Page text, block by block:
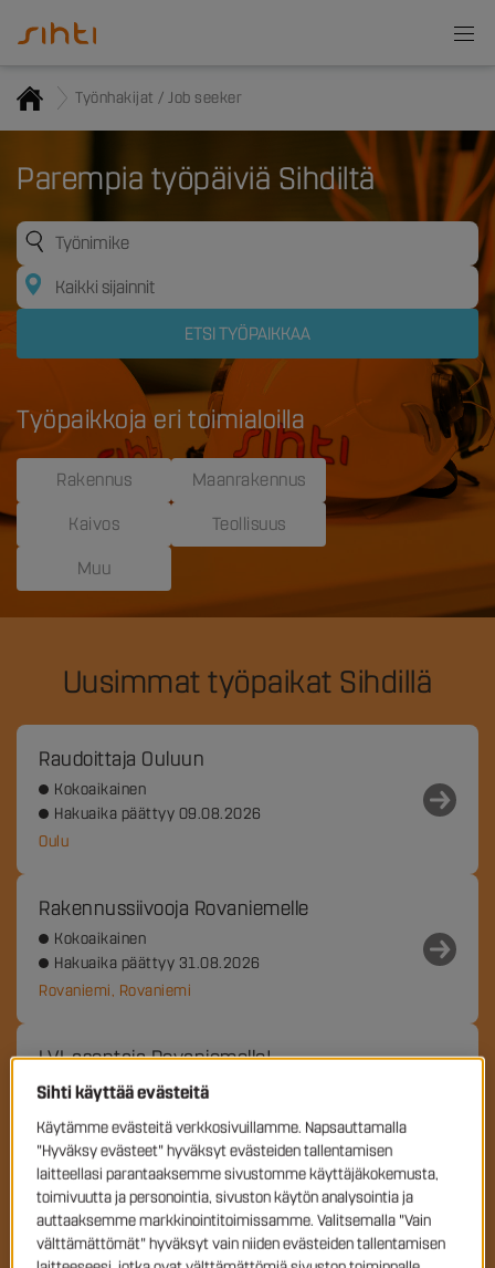
Työnhakijat / Job seeker
Parempia työpäiviä Sihdiltä
Työpaikkoja eri toimialoilla
Rakennus Maanrakennus
Kaivos Teollisuus
Muu
Uusimmat työpaikat Sihdillä
Raudoittaja Ouluun
Kokoaikainen
Hakuaika päättyy 09.08.2026
Oulu
Rakennussiivooja Rovaniemelle
Kokoaikainen
Hakuaika päättyy 31.08.2026
Rovaniemi, Rovaniemi
LVI-asentaja Rovaniemelle!
Kokoaikainen
Rovaniemi
KAIKKI AVOIMET TYÖPAIKAT
Sihti käyttää evästeitä
Käytämme evästeitä verkkosivuillamme. Napsauttamalla
"Hyväksy evästeet" hyväksyt evästeiden tallentamisen
laitteellasi parantaaksemme sivustomme käyttäjäkokemusta,
toimivuutta ja personointia, sivuston käytön analysointia ja
auttaaksemme markkinointitoimissamme. Valitsemalla "Vain
välttämättömät" hyväksyt vain niiden evästeiden tallentamisen